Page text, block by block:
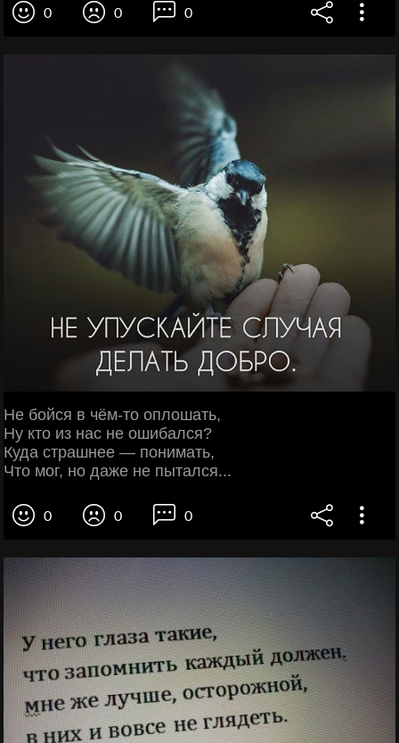
0 0 0
Не бойся в чём-то оплошать,
Ну кто из нас не ошибался?
Куда страшнее — понимать,
Что мог, но даже не пытался...
0 0 0